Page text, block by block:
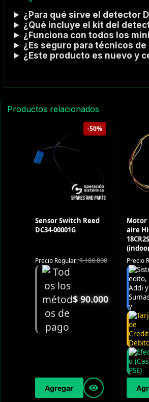
¿Para qué sirve el detector
¿Qué incluye el kit del
¿Funciona con todos los
¿Es seguro para técnicos
¿Este producto es nuevo y
Productos relacionados
-50%
Sensor Switch Reed
DC34-00001G
Precio Regular:$180.000
$90.000
Agregar
Motor
aire
Precio